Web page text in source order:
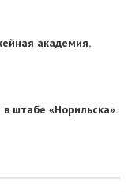
академия.
штабе «Норильска».